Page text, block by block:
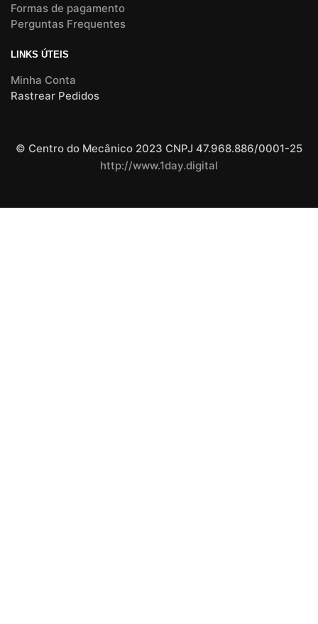
Formas de pagamento
Perguntas Frequentes
LINKS ÚTEIS
Minha Conta
Rastrear Pedidos
© Centro do Mecânico 2023 CNPJ 47.968.886/0001-25
http://www.1day.digital